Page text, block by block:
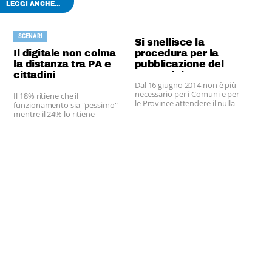
LEGGI ANCHE...
SCENARI
Il digitale non colma
la distanza tra PA e
cittadini
Il 18% ritiene che il
funzionamento sia "pessimo"
mentre il 24% lo ritiene
Si snellisce la
procedura per la
pubblicazione del
PGT e del PTCP
Dal 16 giugno 2014 non è più
necessario per i Comuni e per
le Province attendere il nulla